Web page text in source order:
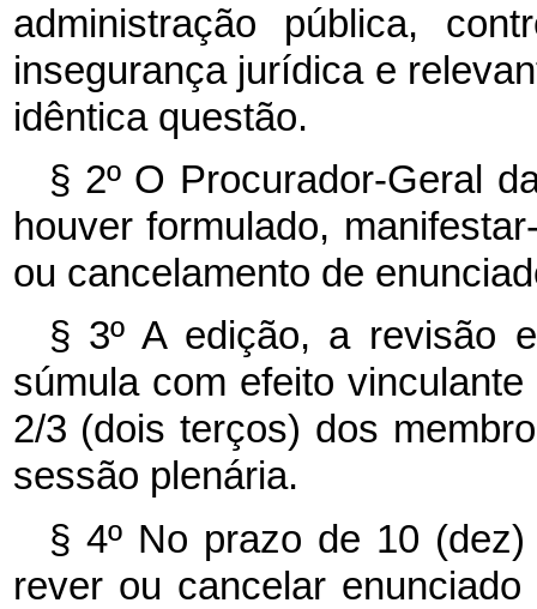
administração pública,
insegurança jurídica e
idêntica questão.
§ 2º O Procurador-Geral
houver formulado,
ou cancelamento de
§ 3º A edição, a revisão
súmula com efeito
2/3 (dois terços) dos
sessão plenária.
§ 4º No prazo de 10
rever ou cancelar